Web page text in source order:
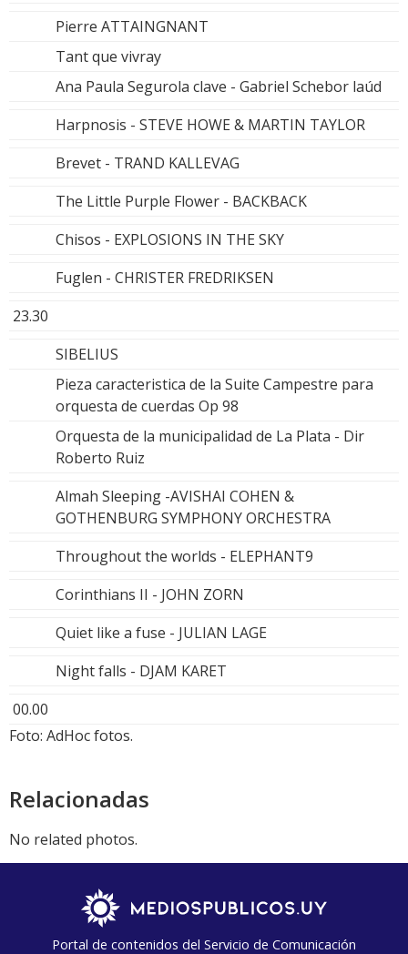
Pierre ATTAINGNANT
Tant que vivray
Ana Paula Segurola clave - Gabriel Schebor laúd
Harpnosis - STEVE HOWE & MARTIN TAYLOR
Brevet - TRAND KALLEVAG
The Little Purple Flower - BACKBACK
Chisos - EXPLOSIONS IN THE SKY
Fuglen - CHRISTER FREDRIKSEN
23.30
SIBELIUS
Pieza caracteristica de la Suite Campestre para
orquesta de cuerdas Op 98
Orquesta de la municipalidad de La Plata - Dir
Roberto Ruiz
Almah Sleeping -AVISHAI COHEN &
GOTHENBURG SYMPHONY ORCHESTRA
Throughout the worlds - ELEPHANT9
Corinthians II - JOHN ZORN
Quiet like a fuse - JULIAN LAGE
Night falls - DJAM KARET
00.00
Foto: AdHoc fotos.
Relacionadas
No related photos.
Portal de contenidos del Servicio de Comunicación